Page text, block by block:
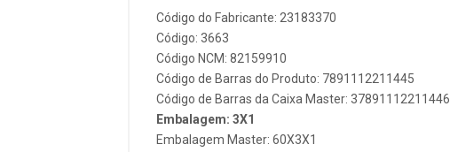
Código do Fabricante: 23183370
Código: 3663
Código NCM: 82159910
Código de Barras do Produto: 7891112211445
Código de Barras da Caixa Master: 37891112211446
Embalagem: 3X1
Embalagem Master: 60X3X1